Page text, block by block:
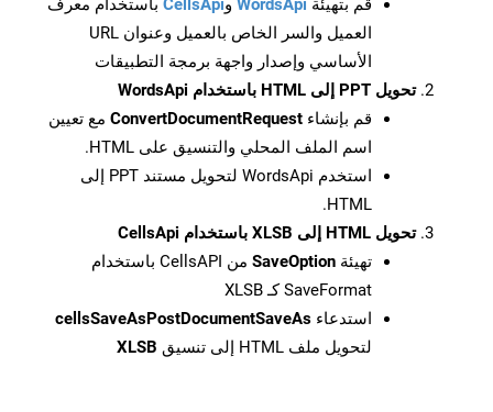
قم بتهيئة WordsApi وCellsApi باستخدام معرف
العميل والسر الخاص بالعميل وعنوان URL
الأساسي وإصدار واجهة برمجة التطبيقات
تحويل PPT إلى HTML باستخدام WordsApi
قم بإنشاء ConvertDocumentRequest مع تعيين
اسم الملف المحلي والتنسيق على HTML.
استخدم WordsApi لتحويل مستند PPT إلى
HTML.
تحويل HTML إلى XLSB باستخدام CellsApi
تهيئة SaveOption
من CellsAPI باستخدام
SaveFormat كـ XLSB
استدعاء cellsSaveAsPostDocumentSaveAs
لتحويل ملف HTML إلى تنسيق
XLSB